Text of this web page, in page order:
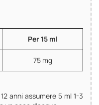
Per 15 ml
75 mg
anni assumere 5 ml 1-3